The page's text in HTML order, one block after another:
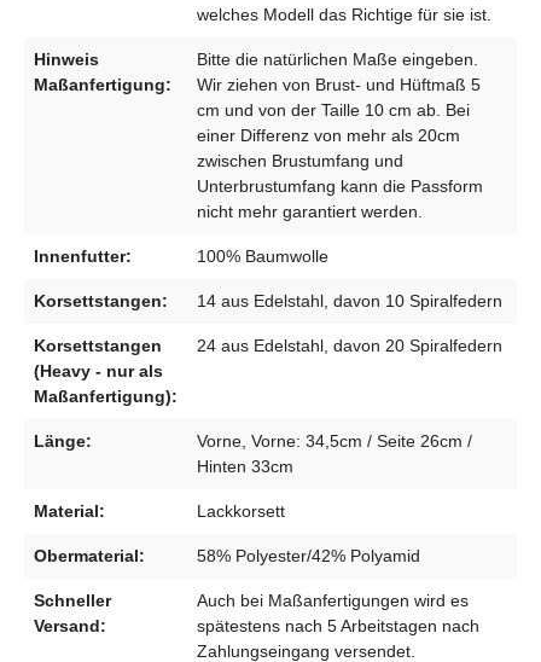
welches Modell das Richtige für sie ist.
Hinweis
Maßanfertigung:
Bitte die natürlichen Maße eingeben.
Wir ziehen von Brust- und Hüftmaß 5
cm und von der Taille 10 cm ab. Bei
einer Differenz von mehr als 20cm
zwischen Brustumfang und
Unterbrustumfang kann die Passform
nicht mehr garantiert werden.
Innenfutter: 100% Baumwolle
Korsettstangen: 14 aus Edelstahl, davon 10 Spiralfedern
Korsettstangen
(Heavy - nur als
Maßanfertigung):
24 aus Edelstahl, davon 20 Spiralfedern
Länge:
Vorne, Vorne: 34,5cm / Seite 26cm /
Hinten 33cm
Material: Lackkorsett
Obermaterial: 58% Polyester/42% Polyamid
Schneller
Versand:
Auch bei Maßanfertigungen wird es
spätestens nach 5 Arbeitstagen nach
Zahlungseingang versendet.